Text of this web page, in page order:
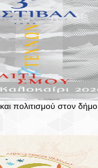
πολιτισμού στον δήμο